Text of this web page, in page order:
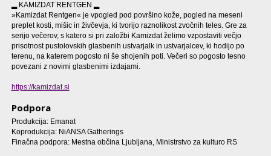
▂ KAMIZDAT RENTGEN ▂
»Kamizdat Rentgen« je vpogled pod površino kože, pogled na meseni
preplet kosti, mišic in živčevja, ki tvorijo raznolikost zvočnih teles. Gre za
serijo večerov, s katero si pri založbi Kamizdat želimo vzpostaviti večjo
prisotnost pustolovskih glasbenih ustvarjalk in ustvarjalcev, ki hodijo po
terenu, na katerem pogosto ni še shojenih poti. Večeri so pogosto tesno
povezani z novimi glasbenimi izdajami.
https://kamizdat.si
Podpora
Produkcija: Emanat
Koprodukcija: NiANSA Gatherings
Finačna podpora: Mestna občina Ljubljana, Ministrstvo za kulturo RS